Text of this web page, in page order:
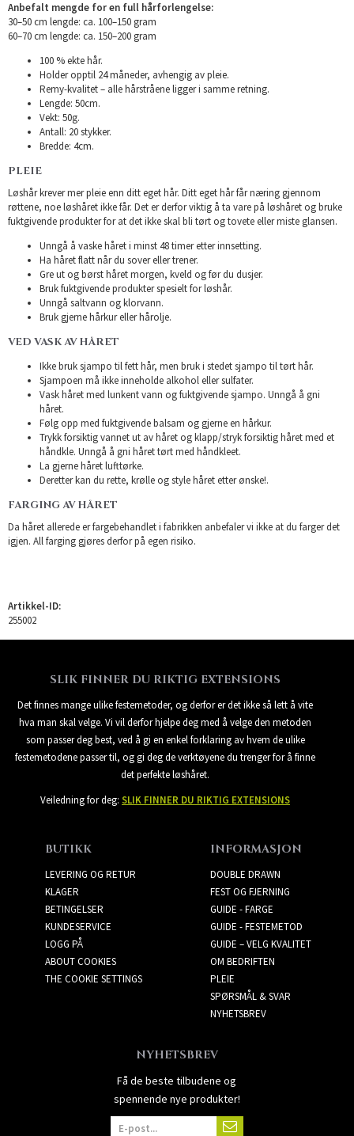
Anbefalt mengde for en full hårforlengelse:
30–50 cm lengde: ca. 100–150 gram
60–70 cm lengde: ca. 150–200 gram
100 % ekte hår.
Holder opptil 24 måneder, avhengig av pleie.
Remy-kvalitet – alle hårstråene ligger i samme retning.
Lengde: 50cm.
Vekt: 50g.
Antall: 20 stykker.
Bredde: 4cm.
PLEIE
Løshår krever mer pleie enn ditt eget hår. Ditt eget hår får næring gjennom
røttene, noe løshåret ikke får. Det er derfor viktig å ta vare på løshåret og bruke
fuktgivende produkter for at det ikke skal bli tørt og tovete eller miste glansen.
Unngå å vaske håret i minst 48 timer etter innsetting.
Ha håret flatt når du sover eller trener.
Gre ut og børst håret morgen, kveld og før du dusjer.
Bruk fuktgivende produkter spesielt for løshår.
Unngå saltvann og klorvann.
Bruk gjerne hårkur eller hårolje.
VED VASK AV HÅRET
Ikke bruk sjampo til fett hår, men bruk i stedet sjampo til tørt hår.
Sjampoen må ikke inneholde alkohol eller sulfater.
Vask håret med lunkent vann og fuktgivende sjampo. Unngå å gni
håret.
Følg opp med fuktgivende balsam og gjerne en hårkur.
Trykk forsiktig vannet ut av håret og klapp/stryk forsiktig håret med et
håndkle. Unngå å gni håret tørt med håndkleet.
La gjerne håret lufttørke.
Deretter kan du rette, krølle og style håret etter ønske!.
FARGING AV HÅRET
Da håret allerede er fargebehandlet i fabrikken anbefaler vi ikke at du farger det
igjen. All farging gjøres derfor på egen risiko.
Artikkel-ID:
255002
SLIK FINNER DU RIKTIG EXTENSIONS
Det finnes mange ulike festemetoder, og derfor er det ikke så lett å vite
hva man skal velge. Vi vil derfor hjelpe deg med å velge den metoden
som passer deg best, ved å gi en enkel forklaring av hvem de ulike
festemetodene passer til, og gi deg de verktøyene du trenger for å finne
det perfekte løshåret.
Veiledning for deg: SLIK FINNER DU RIKTIG EXTENSIONS
BUTIKK
LEVERING OG RETUR
KLAGER
BETINGELSER
KUNDESERVICE
LOGG PÅ
ABOUT COOKIES
THE COOKIE SETTINGS
INFORMASJON
DOUBLE DRAWN
FEST OG FJERNING
GUIDE - FARGE
GUIDE - FESTEMETOD
GUIDE – VELG KVALITET
OM BEDRIFTEN
PLEIE
SPØRSMÅL & SVAR
NYHETSBREV
NYHETSBREV
Få de beste tilbudene og
spennende nye produkter!